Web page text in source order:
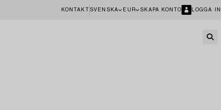
KONTAKT SVENSKA EUR SKAPA KONTO LOGGA IN